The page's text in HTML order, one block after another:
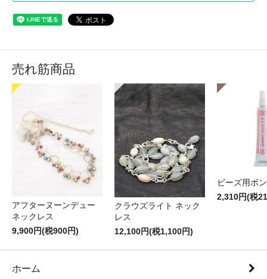
売れ筋商品
アフターヌーンデュー
ネックレス
9,900円(税900円)
クラウズライト ネック
レス
12,100円(税1,100円)
ビーズ用ボ
2,310円(税
ホーム